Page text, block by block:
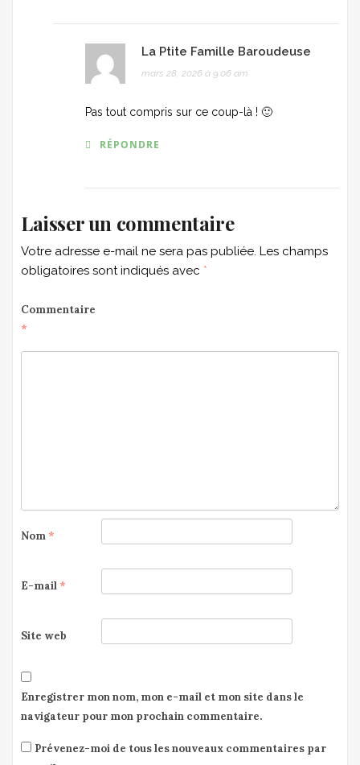
La Ptite Famille Baroudeuse
mars 28, 2026 à 9:06 am
Pas tout compris sur ce coup-là ! 🙂
RÉPONDRE
Laisser un commentaire
Votre adresse e-mail ne sera pas publiée. Les champs
obligatoires sont indiqués avec *
Commentaire
*
Nom *
E-mail *
Site web
Enregistrer mon nom, mon e-mail et mon site dans le
navigateur pour mon prochain commentaire.
Prévenez-moi de tous les nouveaux commentaires par